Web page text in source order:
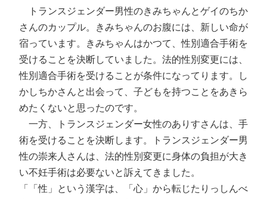
トランスジェンダー男性のきみちゃんとゲイのちか
さんのカップル。きみちゃんのお腹には、新しい命が
宿っています。きみちゃんはかつて、性別適合手術を
受けることを決断していました。法的性別変更には、
性別適合手術を受けることが条件になってります。し
かしちかさんと出会って、子どもを持つことをあきら
めたくないと思ったのです。
一方、トランスジェンダー女性のありすさんは、手
術を受けることを決断します。トランスジェンダー男
性の崇来人さんは、法的性別変更に身体の負担が大き
い不妊手術は必要ないと訴えてきました。
「「性」という漢字は、「心」から転じたりっしんべ